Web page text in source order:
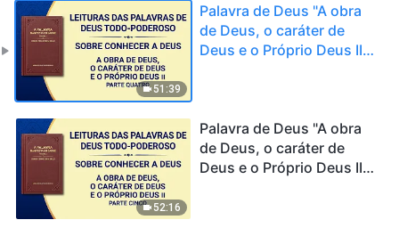
51:39
Palavra de Deus "A obra
de Deus, o caráter de
Deus e o Próprio Deus II"
52:16
Palavra de Deus "A obra
de Deus, o caráter de
Deus e o Próprio Deus II"